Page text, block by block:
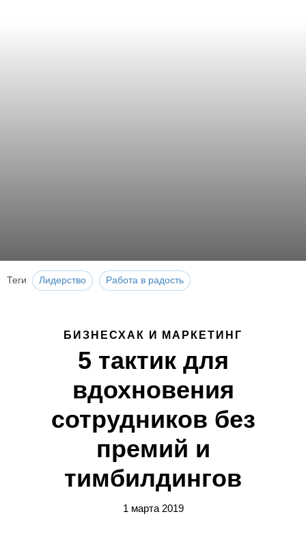
Теги Лидерство Работа в радость
БИЗНЕСХАК И МАРКЕТИНГ
5 тактик для
вдохновения
сотрудников без
премий и
тимбилдингов
1 марта 2019